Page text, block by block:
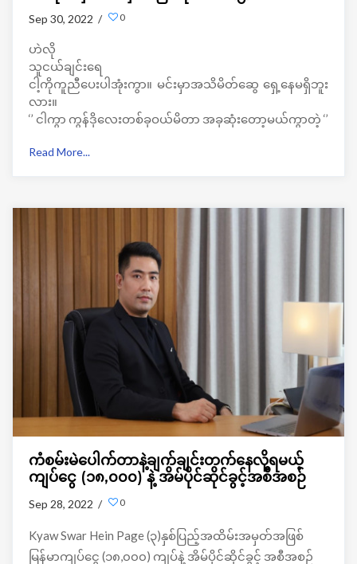
Sep 30, 2022 / 0
ဟဲလို
သူငယ်ချင်းရေ
ငါ့ကိုကူညီပေးပါအုံးကွာ။ မင်းမှာအသိမိတ်ဆွေ ရှေ့နေမရှိဘူး
လား။
‘’ ငါကွာ ကွန်ဒိုလေးတစ်ခုဝယ်မိတာ အခုဆုံးတော့မယ်ကွာတဲ့ ‘’
သံကြောင့် အိပ်ယာမှလန့်နိုးထလာတယ်။ကိုယ်လည်း
လာတာပါ။
တကယ်တော့ လွန်ခဲ့တဲ့ရက်ပိုင်းအတွင်းက သူကျွန်တော်ဆီကို
ဝမ်းသာအားရ ဖုန်းဆက်လာပြီးပွဲစား တွေကနေတဆင့် ကွန်ဒို
လေးတစ်ခုကိုပေါချောင်ဈေးနဲ့ရခဲ့လို့ဝမ်းသာနေတာပါ ။
ဒါနဲ့ပတ်သက်ပြီးလည်း ကျွန်တော်က သူ့ကိုပြန်မေးလိုက်ပါ
Read More...
ကံစမ်းမဲပေါက်တာနဲ့ချက်ချင်းတက်နေလို့ရမယ့်
ကျပ်ငွေ (၁၈,၀၀၀) နဲ့ အိမ်ပိုင်ဆိုင်ခွင့်အစီအစဉ်
Sep 28, 2022 / 0
Kyaw Swar Hein Page (၃)နှစ်ပြည့်အထိမ်းအမှတ်အဖြစ်
မြန်မာကျပ်ငွေ (၁၈,၀၀၀) ကျပ်နဲ့ အိမ်ပိုင်ဆိုင်ခွင့် အစီအစဉ်